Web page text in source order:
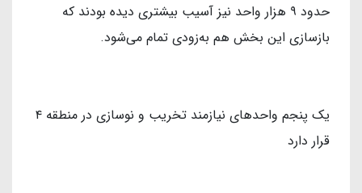
حدود ۹ هزار واحد نیز آسیب بیشتری دیده بودند که
بازسازی این بخش هم به‌زودی تمام می‌شود.
یک پنجم واحدهای نیازمند تخریب و نوسازی در منطقه ۴
قرار دارد